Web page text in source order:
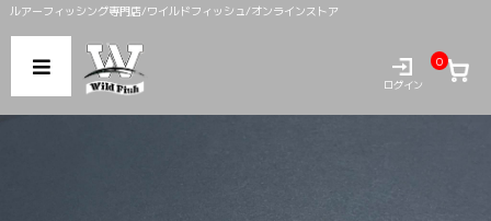
ルアーフィッシング専門店/ワイルドフィッシュ/オンラインストア
ログイン
0